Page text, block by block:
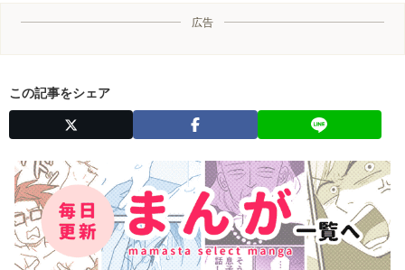
広告
この記事をシェア